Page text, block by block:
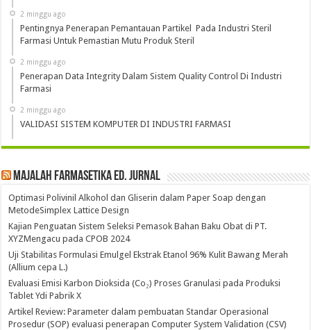
2 minggu ago
Pentingnya Penerapan Pemantauan Partikel Pada Industri Steril
Farmasi Untuk Pemastian Mutu Produk Steril
2 minggu ago
Penerapan Data Integrity Dalam Sistem Quality Control Di Industri
Farmasi
2 minggu ago
VALIDASI SISTEM KOMPUTER DI INDUSTRI FARMASI
Majalah Farmasetika Ed. Jurnal
Optimasi Polivinil Alkohol dan Gliserin dalam Paper Soap dengan
MetodeSimplex Lattice Design
Kajian Penguatan Sistem Seleksi Pemasok Bahan Baku Obat di PT.
XYZMengacu pada CPOB 2024
Uji Stabilitas Formulasi Emulgel Ekstrak Etanol 96% Kulit Bawang Merah
(Allium cepa L.)
Evaluasi Emisi Karbon Dioksida (Co₂) Proses Granulasi pada Produksi
Tablet Ydi Pabrik X
Artikel Review: Parameter dalam pembuatan Standar Operasional
Prosedur (SOP) evaluasi penerapan Computer System Validation (CSV)